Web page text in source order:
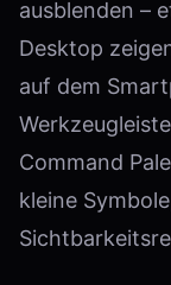
ausblenden –
Desktop
auf dem
Command
kleine